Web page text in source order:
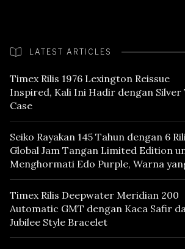
LATEST ARTICLES
Timex Rilis 1976 Lexington Reissue
Inspired, Kali Ini Hadir dengan Silver
Case
Seiko Rayakan 145 Tahun dengan 6
Global Jam Tangan Limited Edition
Menghormati Edo Purple, Warna
Mencerminkan Warisan Tokyo
Timex Rilis Deepwater Meridian 200
Automatic GMT dengan Kaca Safir
Jubilee Style Bracelet